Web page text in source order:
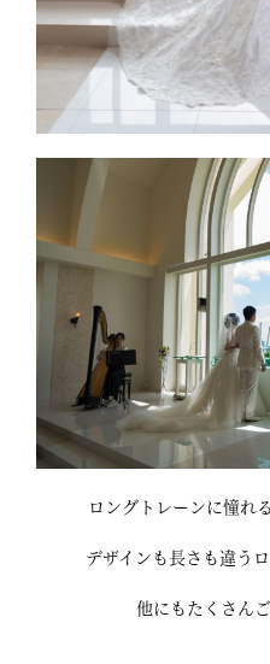
ロングトレーンに憧れ
デザインも長さも違う
他にもたくさん